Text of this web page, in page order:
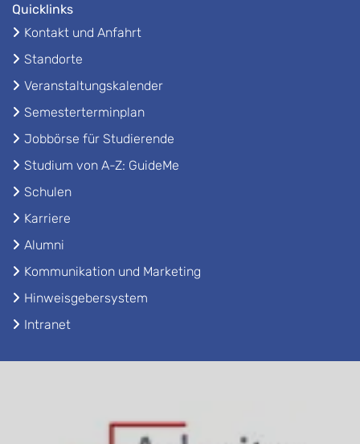
Quicklinks
Kontakt und Anfahrt
Standorte
Veranstaltungskalender
Semesterterminplan
Jobbörse für Studierende
Studium von A-Z: GuideMe
Schulen
Karriere
Alumni
Kommunikation und Marketing
Hinweisgebersystem
Intranet